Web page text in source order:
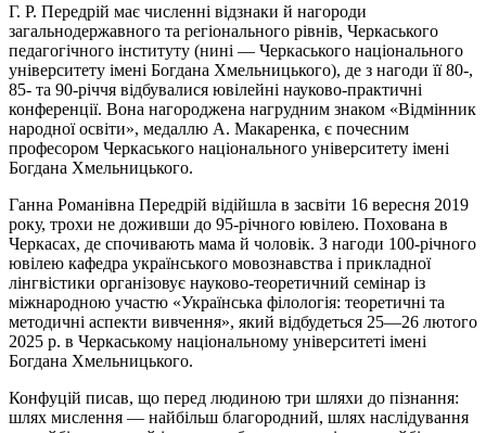
Г. Р. Передрій має численні відзнаки й нагороди
загальнодержавного та регіонального рівнів, Черкаського
педагогічного інституту (нині — Черкаського національного
університету імені Богдана Хмельницького), де з нагоди її 80-,
85- та 90-річчя відбувалися ювілейні науково-практичні
конференції. Вона нагороджена нагрудним знаком «Відмінник
народної освіти», медаллю А. Макаренка, є почесним
професором Черкаського національного університету імені
Богдана Хмельницького.
Ганна Романівна Передрій відійшла в засвіти 16 вересня 2019
року, трохи не доживши до 95-річного ювілею. Похована в
Черкасах, де спочивають мама й чоловік. З нагоди 100-річного
ювілею кафедра українського мовознавства і прикладної
лінгвістики організовує науково-теоретичний семінар із
міжнародною участю «Українська філологія: теоретичні та
методичні аспекти вивчення», який відбудеться 25—26 лютого
2025 р. в Черкаському національному університеті імені
Богдана Хмельницького.
Конфуцій писав, що перед людиною три шляхи до пізнання:
шлях мислення — найбільш благородний, шлях наслідування